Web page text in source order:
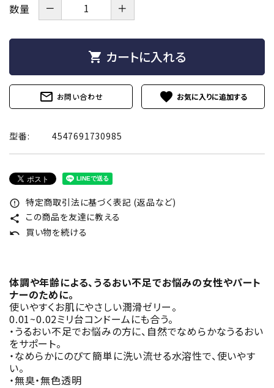
サプリメント・ドリンク
数量 － ＋
shopping_cart カートに入れる
mail_outline お問い合わせ favorite
型番: 4547691730985
error_outline 特定商取引法に基づく表記 (返品など)
share この商品を友達に教える
undo 買い物を続ける
体調や年齢による、うるおい不足でお悩みの女性やパート
ナーのために。
使いやすくお肌にやさしい潤滑ゼリー。
0.01~0.02ミリ台コンドームにも合う。
・うるおい不足でお悩みの方に、自然でなめらかなうるおい
をサポート。
・なめらかにのびて簡単に洗い流せる水溶性で、使いやす
い。
・無臭・無色透明